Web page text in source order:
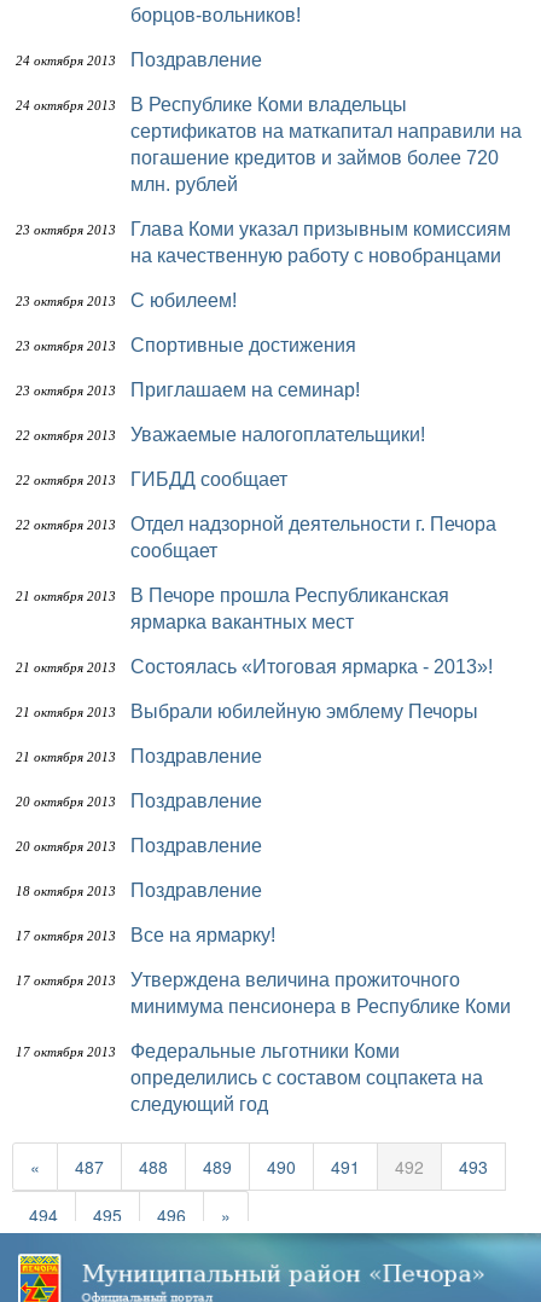
борцов-вольников!
24 октября 2013 Поздравление
24 октября 2013
В Республике Коми владельцы
сертификатов на маткапитал направили на
погашение кредитов и займов более 720
млн. рублей
23 октября 2013
Глава Коми указал призывным комиссиям
на качественную работу с новобранцами
23 октября 2013 С юбилеем!
23 октября 2013 Спортивные достижения
23 октября 2013 Приглашаем на семинар!
22 октября 2013 Уважаемые налогоплательщики!
22 октября 2013 ГИБДД сообщает
22 октября 2013
Отдел надзорной деятельности г. Печора
сообщает
21 октября 2013
В Печоре прошла Республиканская
ярмарка вакантных мест
21 октября 2013 Состоялась «Итоговая ярмарка - 2013»!
21 октября 2013 Выбрали юбилейную эмблему Печоры
21 октября 2013 Поздравление
20 октября 2013 Поздравление
20 октября 2013 Поздравление
18 октября 2013 Поздравление
17 октября 2013 Все на ярмарку!
17 октября 2013
Утверждена величина прожиточного
минимума пенсионера в Республике Коми
17 октября 2013
Федеральные льготники Коми
определились с составом соцпакета на
следующий год
« 487 488 489 490 491 492
493
494
495 496 »